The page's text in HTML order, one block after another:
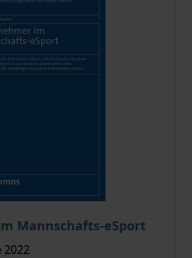
Mannschafts-eSport
richtet sich nach der
2022